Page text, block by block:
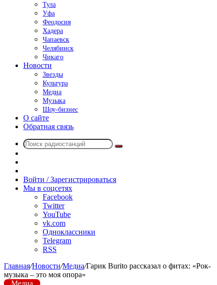
Тула
Уфа
Феодосия
Хадера
Чапаевск
Челябинск
Чикаго
Новости
Звезды
Культура
Медиа
Музыка
Шоу-бизнес
О сайте
Обратная связь
Поиск
радио
Войти / Зарегистрироваться
Мы в соцсетях
Facebook
Twitter
YouTube
vk.com
Одноклассники
Telegram
RSS
Главная/Новости/Медиа/Гарик Burito рассказал о фитах: «Рок-
музыка – это моя опора»
Медиа